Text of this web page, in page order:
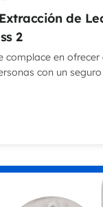
de
2
complace en ofrecer
con un